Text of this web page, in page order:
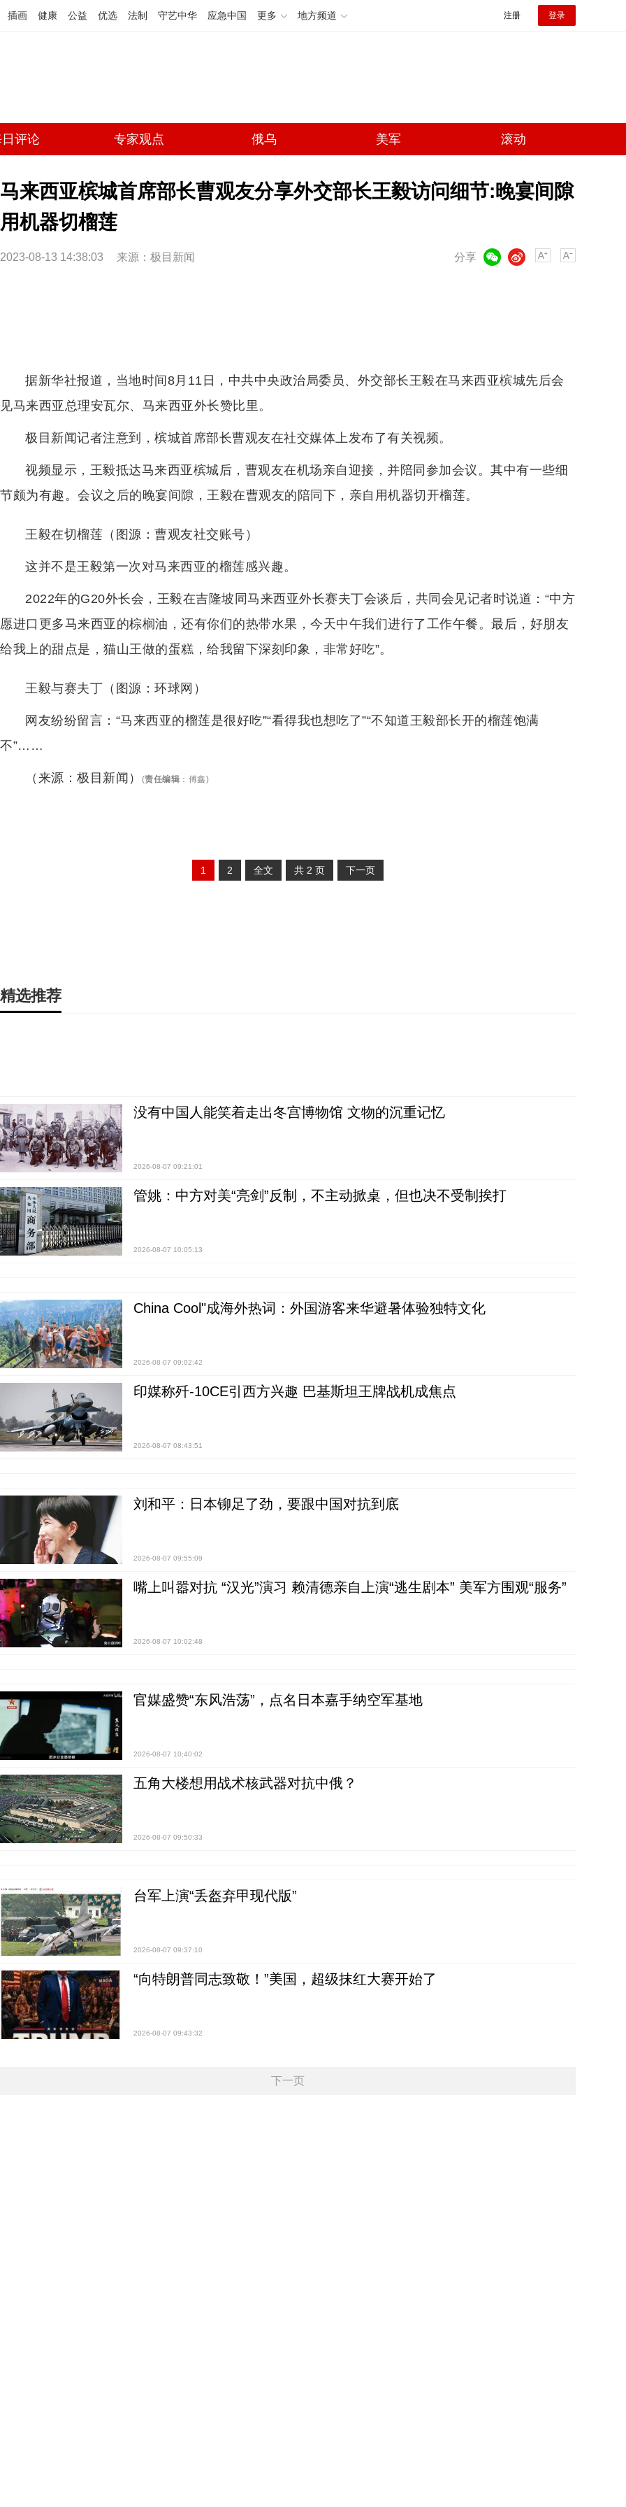
插画 健康 公益 优选 法制 守艺中华 应急中国 更多 地方频道 注册 登录
评论 专家观点 俄乌 美军 滚动
马来西亚槟城首席部长曹观友分享外交部长王毅访问细节:晚宴间隙
用机器切榴莲
2023-08-13 14:38:03 来源：极目新闻 分享
微博
据新华社报道，当地时间8月11日，中共中央政治局委员、外交部长王毅在马来西亚槟城先后会
见马来西亚总理安瓦尔、马来西亚外长赞比里。
极目新闻记者注意到，槟城首席部长曹观友在社交媒体上发布了有关视频。
视频显示，王毅抵达马来西亚槟城后，曹观友在机场亲自迎接，并陪同参加会议。其中有一些细
节颇为有趣。会议之后的晚宴间隙，王毅在曹观友的陪同下，亲自用机器切开榴莲。
王毅在切榴莲（图源：曹观友社交账号）
这并不是王毅第一次对马来西亚的榴莲感兴趣。
2022年的G20外长会，王毅在吉隆坡同马来西亚外长赛夫丁会谈后，共同会见记者时说道：“中方
愿进口更多马来西亚的棕榈油，还有你们的热带水果，今天中午我们进行了工作午餐。最后，好朋友
给我上的甜点是，猫山王做的蛋糕，给我留下深刻印象，非常好吃”。
王毅与赛夫丁（图源：环球网）
网友纷纷留言：“马来西亚的榴莲是很好吃”“看得我也想吃了”“不知道王毅部长开的榴莲饱满
不”……
（来源：极目新闻） (责任编辑 ： 傅鑫)
1 2 全文 共 2 页 下一页
精选推荐
没有中国人能笑着走出冬宫博物馆 文物的沉重记忆
2026-08-07 09:21:01
管姚：中方对美“亮剑”反制，不主动掀桌，但也决不受制挨打
2026-08-07 10:05:13
China Cool"成海外热词：外国游客来华避暑体验独特文化
2026-08-07 09:02:42
印媒称歼-10CE引西方兴趣 巴基斯坦王牌战机成焦点
2026-08-07 08:43:51
刘和平：日本铆足了劲，要跟中国对抗到底
2026-08-07 09:55:09
嘴上叫嚣对抗 “汉光”演习 赖清德亲自上演“逃生剧本” 美军方围观“服务”
2026-08-07 10:02:48
官媒盛赞“东风浩荡”，点名日本嘉手纳空军基地
2026-08-07 10:40:02
五角大楼想用战术核武器对抗中俄？
2026-08-07 09:50:33
台军上演“丢盔弃甲现代版”
2026-08-07 09:37:10
“向特朗普同志致敬！”美国，超级抹红大赛开始了
2026-08-07 09:43:32
下一页